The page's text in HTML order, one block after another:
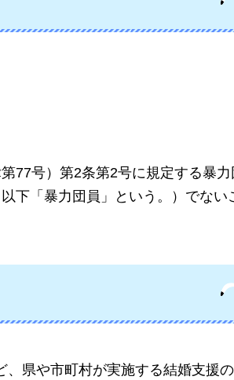
77号）第2条第2号に規定する暴
下「暴力団員」という。）でない
県や市町村が実施する結婚支援